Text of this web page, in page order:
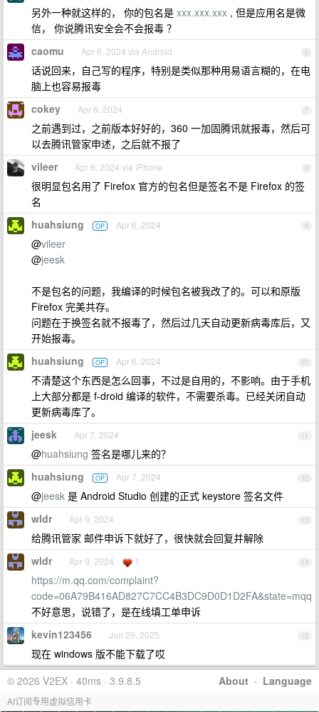
另外一种就这样的， 你的包名是 xxx.xxx.xxx , 但是应用名是微
信， 你说腾讯安全会不会报毒 ？
6
caomu Apr 6, 2024 via Android
话说回来，自己写的程序，特别是类似那种用易语言糊的，在电
脑上也容易报毒
7
cokey Apr 6, 2024
之前遇到过，之前版本好好的，360 一加固腾讯就报毒，然后可
以去腾讯管家申述，之后就不报了
8
vileer Apr 6, 2024 via iPhone
很明显包名用了 Firefox 官方的包名但是签名不是 Firefox 的签
名
9
huahsiung OP Apr 6, 2024
@vileer
@jeesk
不是包名的问题，我编译的时候包名被我改了的。可以和原版
Firefox 完美共存。
问题在于换签名就不报毒了，然后过几天自动更新病毒库后，又
开始报毒。
10
huahsiung OP Apr 6, 2024
不清楚这个东西是怎么回事，不过是自用的，不影响。由于手机
上大部分都是 f-droid 编译的软件，不需要杀毒。已经关闭自动
更新病毒库了。
11
jeesk Apr 7, 2024
@huahsiung 签名是哪儿来的？
12
huahsiung OP Apr 7, 2024
@jeesk 是 Android Studio 创建的正式 keystore 签名文件
13
wldr Apr 9, 2024
给腾讯管家 邮件申诉下就好了，很快就会回复并解除
14
wldr Apr 9, 2024 1
https://m.qq.com/complaint?
code=06A79B416AD827C7CC4B3DC9D0D1D2FA&state=mqq
不好意思，说错了，是在线填工单申诉
15
kevin123456 Jun 29, 2025
现在 windows 版不能下载了哎
About · Language
© 2026 V2EX · 40ms · 3.9.8.5
AI订阅专用虚拟信用卡